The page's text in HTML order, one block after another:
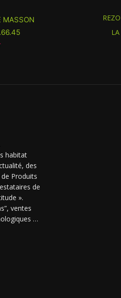
MASSON
habitat
des
Produits
de
».
ventes
…